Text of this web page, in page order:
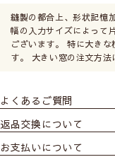
縫製の都合上、形状記憶
幅の入力サイズによって
ございます。 特に大き
す。 大きい窓の注文方法
よくあるご質問
返品交換について
お支払いについて